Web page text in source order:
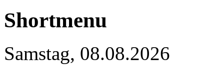
Shortmenu
Samstag, 08.08.2026